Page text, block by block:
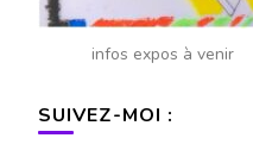
infos expos à venir
SUIVEZ-MOI :